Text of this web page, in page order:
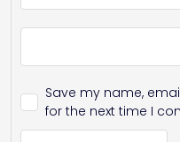
Save my name,
for the next time I